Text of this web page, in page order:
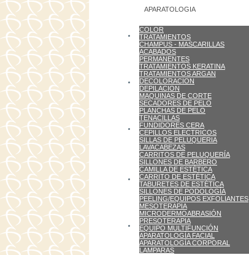
APARATOLOGIA
COLOR
TRATAMIENTOS
CHAMPUS - MASCARILLAS
ACABADOS
PERMANENTES
TRATAMIENTOS KERATINA
TRATAMIENTOS ARGAN
DECOLORACION
DEPILACION
MAQUINAS DE CORTE
SECADORES DE PELO
PLANCHAS DE PELO
TENACILLAS
FUNDIDORES CERA
CEPILLOS ELECTRICOS
SILLAS DE PELUQUERIA
LAVACABEZAS
CARRITOS DE PELUQUERÍA
SILLONES DE BARBERO
CAMILLA DE ESTÉTICA
CARRITO DE ESTÉTICA
TABURETES DE ESTÉTICA
SILLONES DE PODOLOGÍA
PEELING/EQUIPOS EXFOLIANTES
MESOTERAPIA
MICRODERMOABRASIÓN
PRESOTERAPIA
EQUIPO MULTIFUNCIÓN
APARATOLOGÍA FACIAL
APARATOLOGÍA CORPORAL
LAMPARAS